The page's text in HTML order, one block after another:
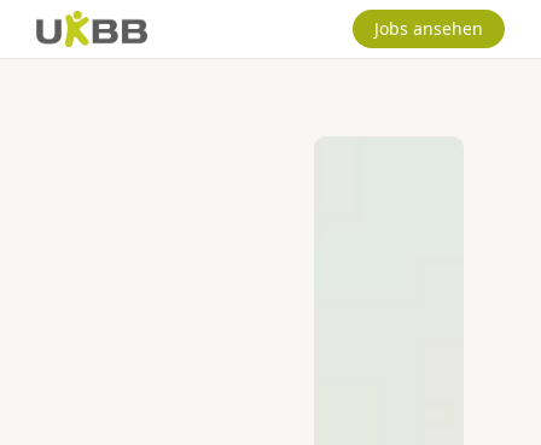
Jobs ansehen